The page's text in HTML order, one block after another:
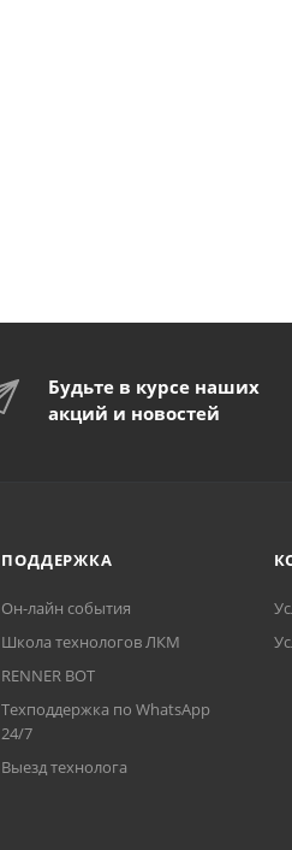
Будьте в курсе наших
акций и новостей
ПОДДЕРЖКА
Он-лайн события
Школа технологов ЛКМ
RENNER BOT
Техподдержка по WhatsApp
24/7
Выезд технолога